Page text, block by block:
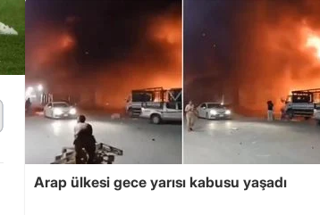
Arap ülkesi gece yarısı kabusu yaşadı